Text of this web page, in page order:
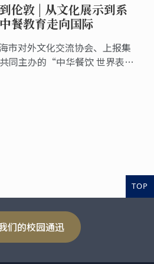
伦敦 | 从文化展示到系
餐教育走向国际
市对外文化交流协会、上报集
同主办的“中华餐饮 世界表达
by Le Cordon ...
TOP
们的校园通迅